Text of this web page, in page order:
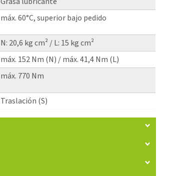
máx. 60°C, superior bajo pedido
N: 20,6 kg cm² / L: 15 kg cm²
máx. 152 Nm (N) / máx. 41,4 Nm (L)
máx. 770 Nm
Traslación (S)